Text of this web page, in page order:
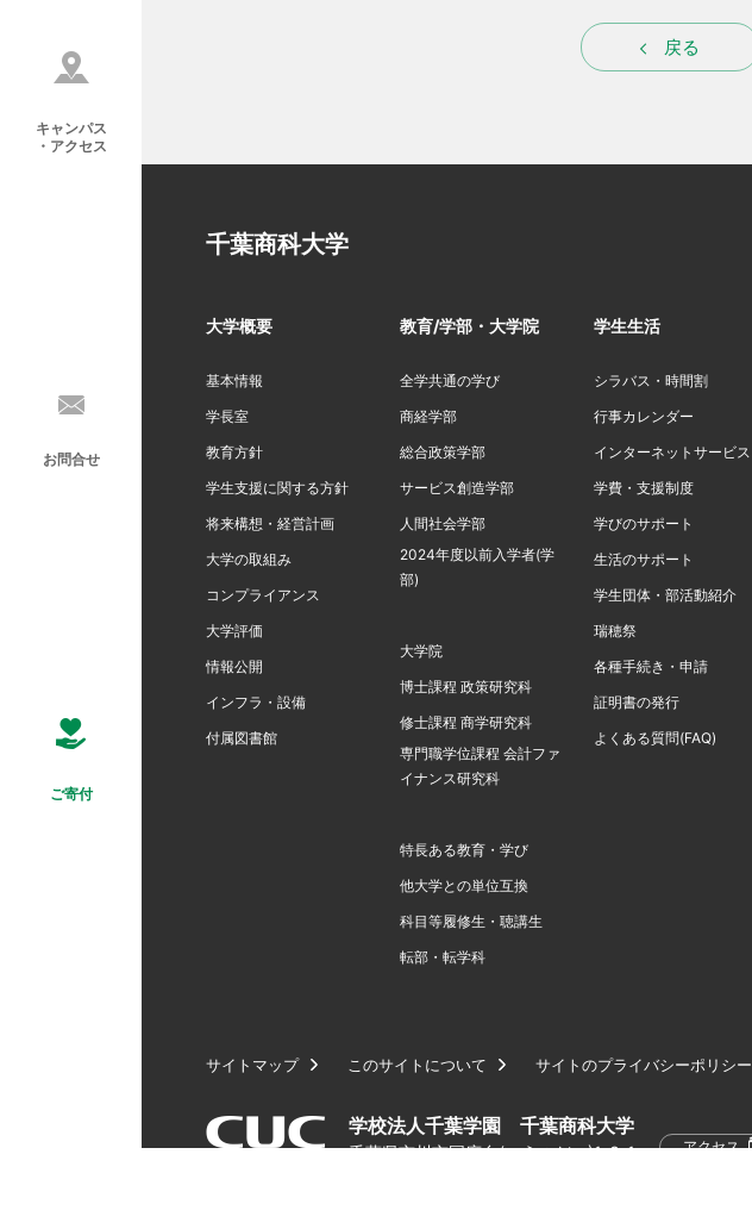
戻る
千葉商科大学
大学概要
基本情報
学長室
教育方針
学生支援に関する方針
将来構想・経営計画
大学の取組み
コンプライアンス
大学評価
情報公開
インフラ・設備
付属図書館
教育/学部・大学院
全学共通の学び
商経学部
総合政策学部
サービス創造学部
人間社会学部
2024年度以前入学者(学
部)
大学院
博士課程 政策研究科
修士課程 商学研究科
専門職学位課程 会計ファ
イナンス研究科
特長ある教育・学び
他大学との単位互換
科目等履修生・聴講生
転部・転学科
学生生活
シラバス・時間割
行事カレンダー
インターネットサービス
学費・支援制度
学びのサポート
生活のサポート
学生団体・部活動紹介
瑞穂祭
各種手続き・申請
証明書の発行
よくある質問(FAQ)
サイトマップ このサイトについて サイトのプライバシーポリシー
学校法人千葉学園 千葉商科大学
千葉県市川市国府台(こうのだい)1-3-1 アクセス
キャンパス
・アクセス
お問合せ
ご寄付